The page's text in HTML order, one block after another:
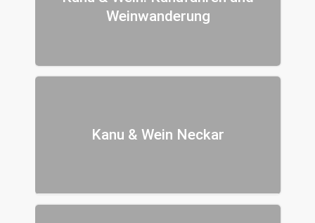
Weinwanderung
Kanu & Wein Neckar